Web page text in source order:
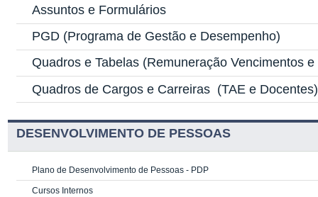
Assuntos e Formulários
PGD (Programa de Gestão e Desempenho)
Quadros e Tabelas (Remuneração Vencimentos
Quadros de Cargos e Carreiras (TAE e Docentes)
DESENVOLVIMENTO DE PESSOAS
Plano de Desenvolvimento de Pessoas - PDP
Cursos Internos